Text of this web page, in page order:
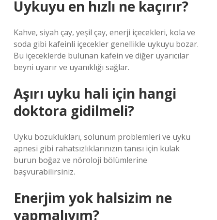
Uykuyu en hızlı ne kaçırır?
Kahve, siyah çay, yeşil çay, enerji içecekleri, kola ve
soda gibi kafeinli içecekler genellikle uykuyu bozar.
Bu içeceklerde bulunan kafein ve diğer uyarıcılar
beyni uyarır ve uyanıklığı sağlar.
Aşırı uyku hali için hangi
doktora gidilmeli?
Uyku bozuklukları, solunum problemleri ve uyku
apnesi gibi rahatsızlıklarınızın tanısı için kulak
burun boğaz ve nöroloji bölümlerine
başvurabilirsiniz.
Enerjim yok halsizim ne
yapmalıyım?